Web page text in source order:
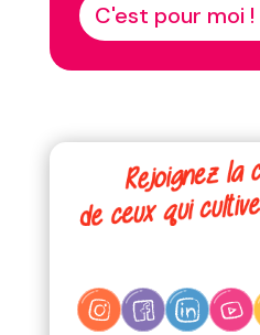
C'est pour moi !